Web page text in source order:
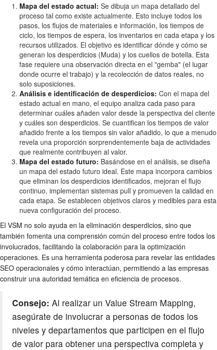
Mapa del estado actual: Se dibuja un mapa detallado del
proceso tal como existe actualmente. Esto incluye todos los
pasos, los flujos de materiales e información, los tiempos de
ciclo, los tiempos de espera, los inventarios en cada etapa y los
recursos utilizados. El objetivo es identificar dónde y cómo se
generan los desperdicios (Muda) y los cuellos de botella. Esta
fase requiere una observación directa en el "gemba" (el lugar
donde ocurre el trabajo) y la recolección de datos reales, no
solo suposiciones.
Análisis e identificación de desperdicios: Con el mapa del
estado actual en mano, el equipo analiza cada paso para
determinar cuáles añaden valor desde la perspectiva del cliente
y cuáles son desperdicios. Se cuantifican los tiempos de valor
añadido frente a los tiempos sin valor añadido, lo que a menudo
revela una proporción sorprendentemente baja de actividades
que realmente contribuyen al valor.
Mapa del estado futuro: Basándose en el análisis, se diseña
un mapa del estado futuro ideal. Este mapa incorpora cambios
que eliminan los desperdicios identificados, mejoran el flujo
continuo, implementan sistemas pull y promueven la calidad en
cada etapa. Se establecen objetivos claros y medibles para esta
nueva configuración del proceso.
El VSM no solo ayuda en la eliminación desperdicios, sino que
también fomenta una comprensión común del proceso entre todos los
involucrados, facilitando la colaboración para la optimización
operaciones. Es una herramienta poderosa para revelar las entidades
SEO operacionales y cómo interactúan, permitiendo a las empresas
construir una autoridad temática en eficiencia de procesos.
Consejo: Al realizar un Value Stream Mapping,
asegúrate de involucrar a personas de todos los
niveles y departamentos que participen en el flujo
de valor para obtener una perspectiva completa y